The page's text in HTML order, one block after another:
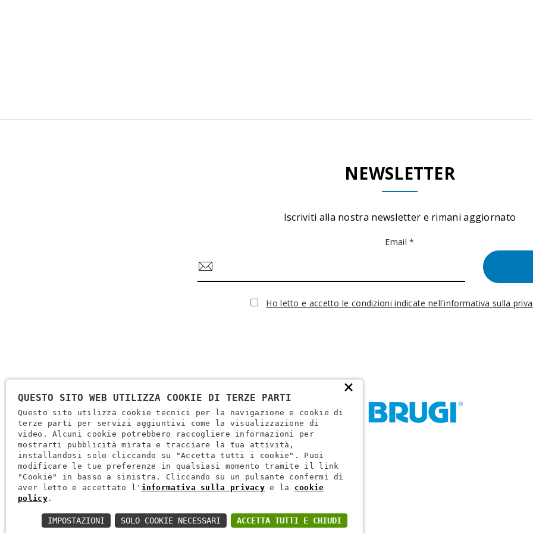
NEWSLETTER
Iscriviti alla nostra newsletter e rimani aggiornato
Email *
Ho letto e accetto le condizioni indicate nell'informativa sulla
Ragione Sociale: Brugi S.p.A. Creazioni Sportive
Partita IVA IT0088069 023 5
Codice Fiscale E Iscrizione Reg. Impr. Verona 0051416 024 1
REA 166179 Verona -Cap. Soc. € 10.000.000 I.v. - Posiz. Meccanogr. VR 002505
×
QUESTO SITO WEB UTILIZZA COOKIE DI TERZE PARTI
Questo sito utilizza cookie tecnici per la navigazione e cookie di
terze parti per servizi aggiuntivi come la visualizzazione di
video. Alcuni cookie potrebbero raccogliere informazioni per
mostrarti pubblicità mirata e tracciare la tua attività,
installandosi solo cliccando su "Accetta tutti i cookie". Puoi
modificare le tue preferenze in qualsiasi momento tramite il link
"Cookie" in basso a sinistra. Cliccando su un pulsante confermi di
aver letto e accettato l' informativa sulla privacy e la cookie
policy.
ACCETTA TUTTI E CHIUDI
SOLO COOKIE NECESSARI
IMPOSTAZIONI